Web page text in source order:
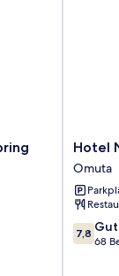
Hotel
New
Gaea
Omuta
Garden
Omuta
Hotel
Omuta
7.8
von
7,8 Gut
68